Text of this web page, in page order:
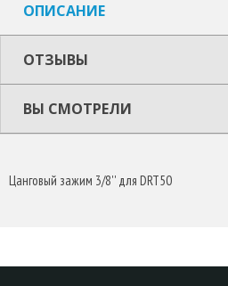
ОПИСАНИЕ
ОТЗЫВЫ
ВЫ СМОТРЕЛИ
Цанговый зажим 3/8'' для DRT50